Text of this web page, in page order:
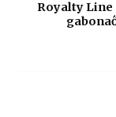
Royalty